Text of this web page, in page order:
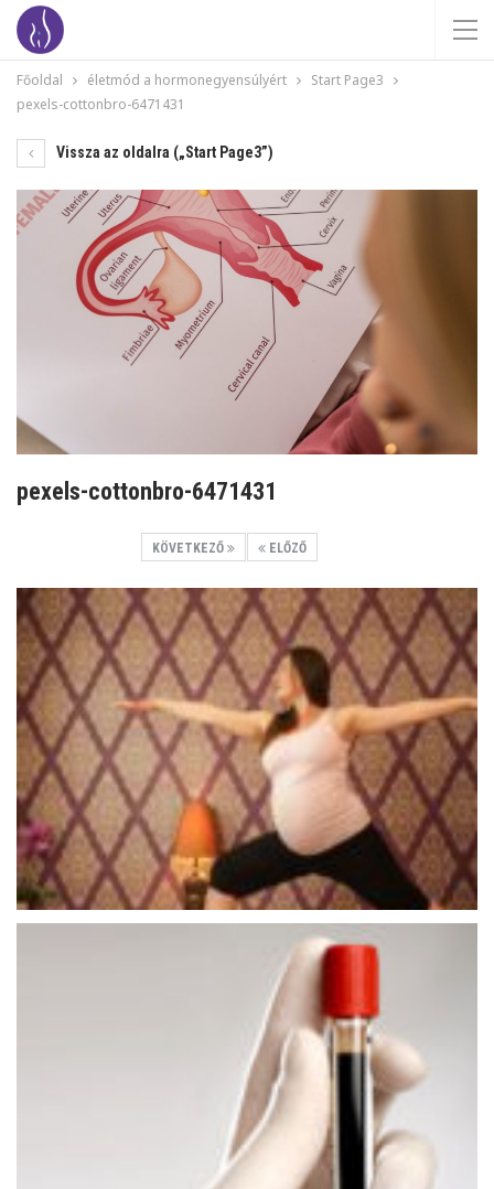
Főoldal életmód a hormonegyensúlyért
Start Page3
pexels-cottonbro-6471431
Vissza az oldalra („Start Page3”)
pexels-cottonbro-6471431
KÖVETKEZŐ ELŐZŐ